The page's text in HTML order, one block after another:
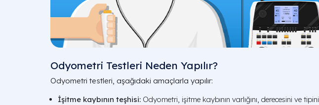
Odyometri Testleri Neden Yapılır?
Odyometri testleri, aşağıdaki amaçlarla yapılır:
İşitme kaybının teşhisi: Odyometri, işitme kaybının varlığını, derecesini ve tipini